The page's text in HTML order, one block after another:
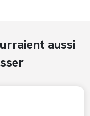
aussi